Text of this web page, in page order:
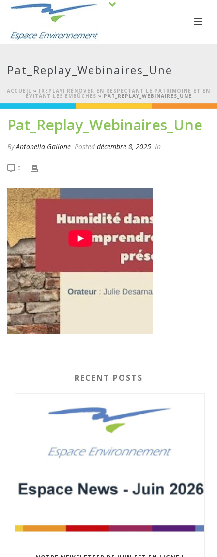
Pat_Replay_Webinaires_Une
ACCUEIL » [REPLAY] RÉNOVER EN RESPECTANT LE PATRIMOINE ET EN
ÉVITANT LES EMBÛCHES » PAT_REPLAY_WEBINAIRES_UNE
Pat_Replay_Webinaires_Une
ByAntonella Galione Posted décembre 8, 2025 In
0
RECENT POSTS